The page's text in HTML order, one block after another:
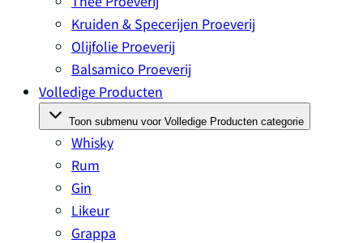
Kruiden & Specerijen Proeverij
Olijfolie Proeverij
Balsamico Proeverij
Volledige Producten
Toon submenu voor Volledige Producten categorie
Whisky
Rum
Gin
Likeur
Grappa